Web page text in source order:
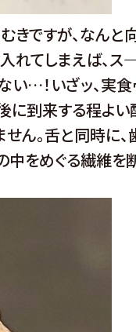
ですが、なんと
てしまえば、ス
…！いざッ、実食
に到来する程よ
ん。舌と同時に
をめぐる繊維を